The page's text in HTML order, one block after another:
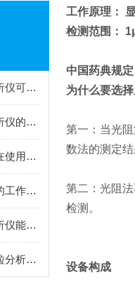
显微计数法不溶性微粒分析仪可概括为“显微成像+图像分析”
显微计数法不溶性微粒分析仪的作用体现在哪些方面?
显微镜不溶性微粒分析仪在使用时需要避免样本被二次污染
显微镜不溶性微粒分析仪的工作流程可分为三个步骤
显微计数法不溶性微粒分析仪能够进行准确的识别和计数
操作显微计数法不溶性微粒分析仪时应该注意的要点
工作原理：
检测范围：
中国药典规定
为什么要选
第一：当光
数法的测定
第二：光阻
检测。
设备构成